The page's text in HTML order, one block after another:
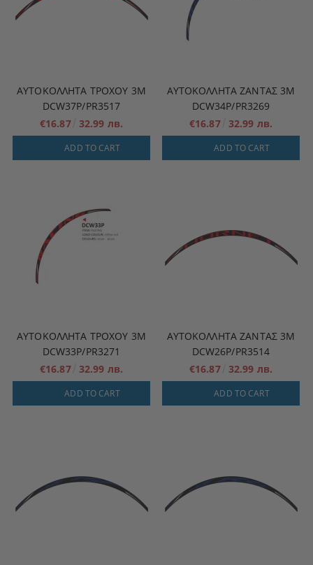
ΑΥΤΟΚΌΛΛΗΤΑ ΤΡΟΧΟΎ 3M
DCW37P/PR3517
€16.87 32.99 лв.
ADD TO CART
ΑΥΤΟΚΌΛΛΗΤΑ ΖΆΝΤΑΣ 3M
DCW34P/PR3269
€16.87 32.99 лв.
ADD TO CART
ΑΥΤΟΚΌΛΛΗΤΑ ΤΡΟΧΟΎ 3M
DCW33P/PR3271
€16.87 32.99 лв.
ADD TO CART
ΑΥΤΟΚΌΛΛΗΤΑ ΖΆΝΤΑΣ 3M
DCW26P/PR3514
€16.87 32.99 лв.
ADD TO CART